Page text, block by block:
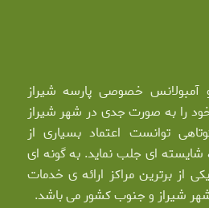
آمبولانس خصوصی پارسه شیراز
فعالیت خود را به صورت جدی در شهر شیراز
توانست اعتماد بسیاری از
ای جلب نماید. به گونه ای
از برترین مراکز ارائه ی خدمات
شیراز و جنوب کشور می باشد.